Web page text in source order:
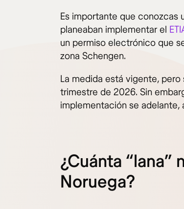
Es importante que conozcas
planeaban implementar el
un permiso electrónico que
zona Schengen.
La medida está vigente,
trimestre de 2026. Sin
implementación se adelante,
¿Cuánta “lana”
Noruega?